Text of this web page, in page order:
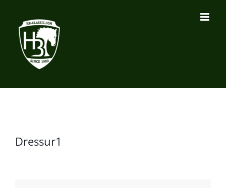
Inhalt
springen
Dressur1